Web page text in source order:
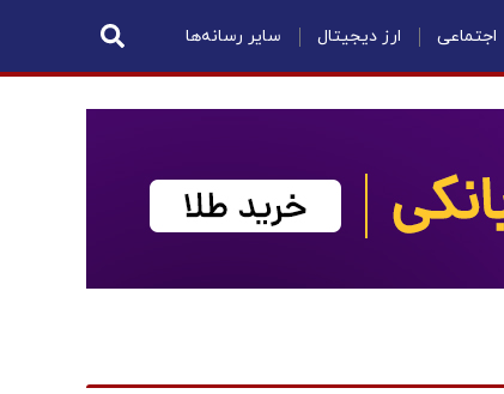
اجتماعی ارز دیجیتال سایر رسانه‌ها